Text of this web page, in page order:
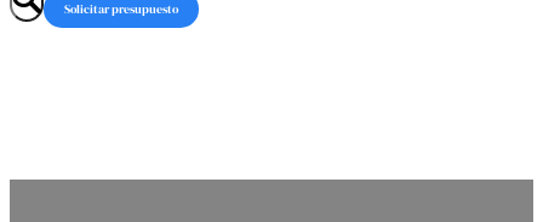
Solicitar presupuesto